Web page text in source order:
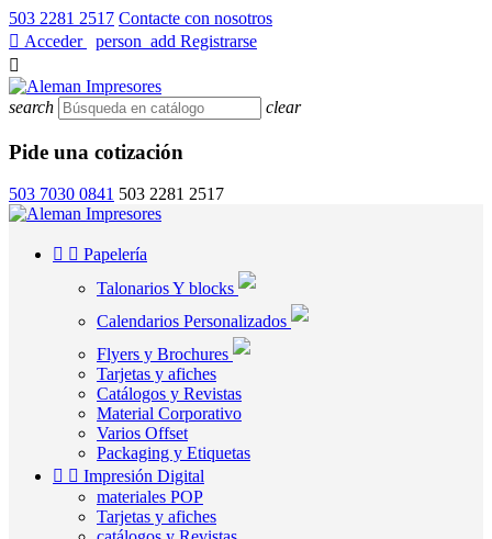
503 2281 2517 Contacte con nosotros
 Acceder person_add Registrarse

search clear
Pide una cotización
503 7030 0841 503 2281 2517
  Papelería
Talonarios Y blocks
Calendarios Personalizados
Flyers y Brochures
Tarjetas y afiches
Catálogos y Revistas
Material Corporativo
Varios Offset
Packaging y Etiquetas
  Impresión Digital
materiales POP
Tarjetas y afiches